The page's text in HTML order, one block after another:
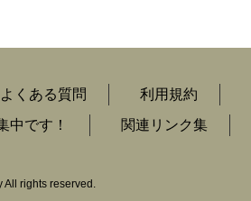
よくある質問 利用規約
中です！ 関連リンク集
All rights reserved.